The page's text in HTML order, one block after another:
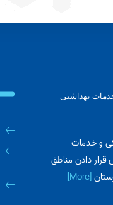
بهداشتی
و خدمات
دادن مناطق
[More]